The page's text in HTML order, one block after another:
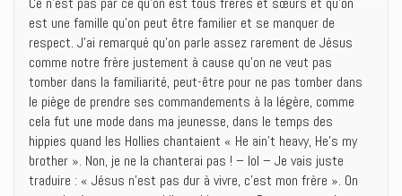
est une famille qu’on peut être familier et se manquer de
respect. J’ai remarqué qu’on parle assez rarement de Jésus
comme notre frère justement à cause qu’on ne veut pas
tomber dans la familiarité, peut-être pour ne pas tomber dans
le piège de prendre ses commandements à la légère, comme
cela fut une mode dans ma jeunesse, dans le temps des
hippies quand les Hollies chantaient « He ain’t heavy, He’s my
brother ». Non, je ne la chanterai pas ! – lol – Je vais juste
traduire : « Jésus n’est pas dur à vivre, c’est mon frère ». On